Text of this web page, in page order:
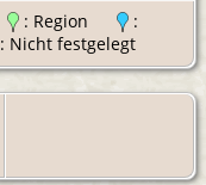
: Region
:
: Nicht festgelegt